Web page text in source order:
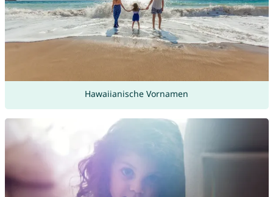
Hawaiianische Vornamen